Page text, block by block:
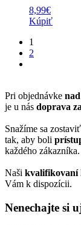
8,99€
Kúpiť
1
2
Pri objednávke
je u nás doprava
Snažíme sa
tak, aby boli
každého zákazníka.
Naši kvalifikovaní
Vám k dispozícii.
Nenechajte si